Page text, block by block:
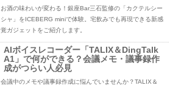
お酒の味わいが変わる！銀座Bar三石監修の「カクテルシー
シャ」をICEBERG miniで体験。宅飲みでも再現できる新感
覚ガジェットをご紹介します。
AIボイスレコーダー「TALIX＆DingTalk
A1」で何ができる？会議メモ・議事録作
成がつらい人必見
会議中のメモや議事録作成に悩んでいませんか？TALIX＆